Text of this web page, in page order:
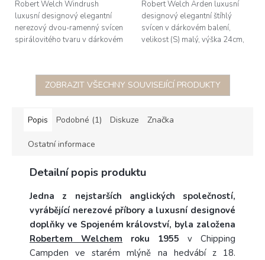
Robert Welch Windrush
luxusní designový elegantní
nerezový dvou-ramenný svícen
spirálovitého tvaru v dárkovém
Robert Welch Arden luxusní
designový elegantní štíhlý
svícen v dárkovém balení,
velikost (S) malý, výška 24cm,
ZOBRAZIT VŠECHNY SOUVISEJÍCÍ PRODUKTY
Popis Podobné (1) Diskuze Značka
Ostatní informace
Detailní popis produktu
Jedna z nejstarších anglických společností,
vyrábějící nerezové příbory a luxusní designové
doplňky ve Spojeném království, byla založena
Robertem Welchem roku 1955 v Chipping
Campden ve starém mlýně na hedvábí z 18.